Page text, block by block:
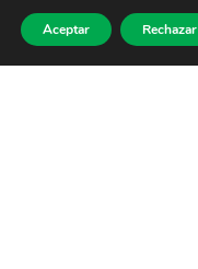
Aceptar Rechazar